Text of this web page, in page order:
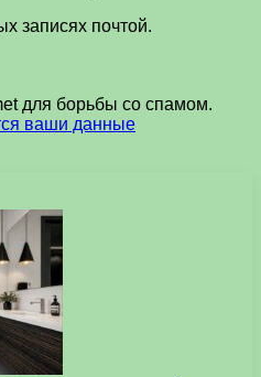
записях почтой.
для борьбы со спамом.
ваши данные